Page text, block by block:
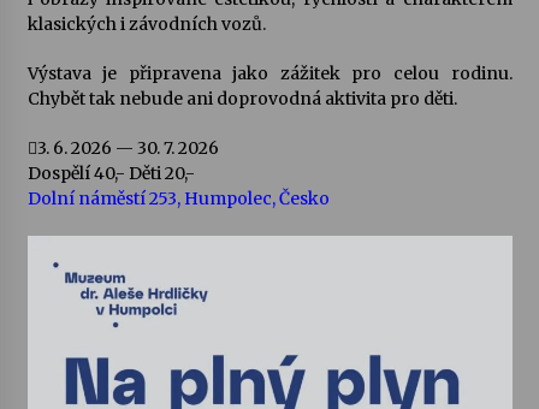
Pozvánka na integrační festival Quijotova
28. 7. 2026
Jenakaši
28. 7. 2026
Letní koncerty ve Stromovce: Rufus Miller
22. 7. 2026
klasických i závodních vozů.
Výstava je připravena jako zážitek pro celou rodinu.
Chybět tak nebude ani doprovodná aktivita pro děti.
3. 6. 2026 — 30. 7. 2026
Dospělí 40,- Děti 20,-
Dolní náměstí 253, Humpolec, Česko